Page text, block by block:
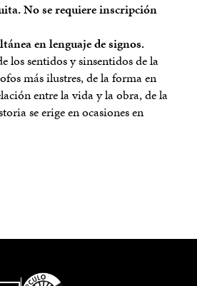
No se requiere inscripción
en lenguaje de signos.
los sentidos y sinsentidos de la
más ilustres, de la forma en
entre la vida y la obra, de la
se erige en ocasiones en